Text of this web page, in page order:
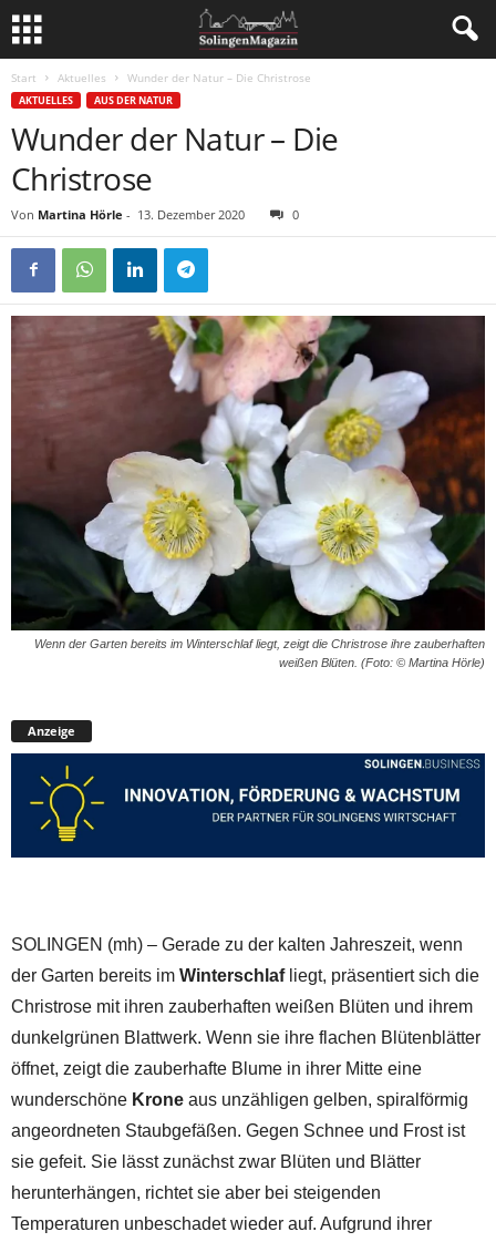
Start Aktuelles Wunder der Natur – Die Christrose
AKTUELLES AUS DER NATUR
Wunder der Natur – Die
Christrose
Von Martina Hörle - 13. Dezember 2020 0
Wenn der Garten bereits im Winterschlaf liegt, zeigt die Christrose ihre zauberhaften
weißen Blüten. (Foto: © Martina Hörle)
Anzeige
SOLINGEN (mh) – Gerade zu der kalten Jahreszeit, wenn
der Garten bereits im Winterschlafliegt, präsentiert sich die
Christrose mit ihren zauberhaften weißen Blüten und ihrem
dunkelgrünen Blattwerk. Wenn sie ihre flachen Blütenblätter
öffnet, zeigt die zauberhafte Blume in ihrer Mitte eine
wunderschöne Krone aus unzähligen gelben, spiralförmig
angeordneten Staubgefäßen. Gegen Schnee und Frost ist
sie gefeit. Sie lässt zunächst zwar Blüten und Blätter
herunterhängen, richtet sie aber bei steigenden
Temperaturen unbeschadet wieder auf. Aufgrund ihrer